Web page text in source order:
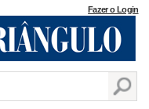
Fazer o Login